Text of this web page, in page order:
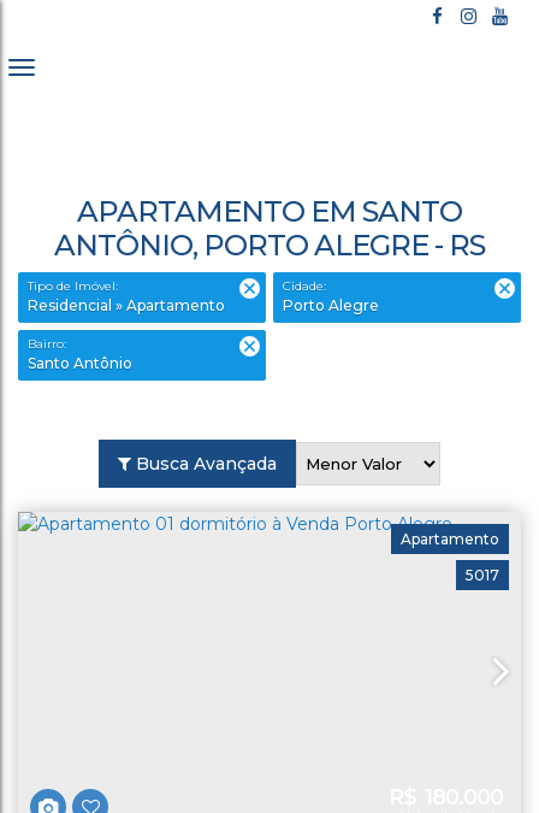
APARTAMENTO EM SANTO
ANTÔNIO, PORTO ALEGRE - RS
Tipo de Imóvel:
Residencial » Apartamento
Cidade:
Porto Alegre
Bairro:
Santo Antônio
Busca Avançada
5017
Apartamento